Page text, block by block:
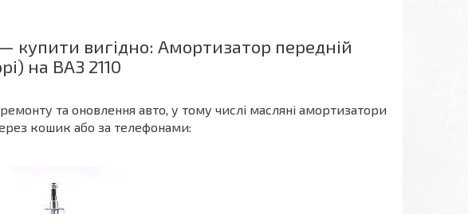
купити вигідно: Амортизатор передній
на ВАЗ 2110
та оновлення авто, у тому числі масляні амортизатори
кошик або за телефонами: